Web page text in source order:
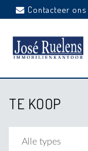
Contacteer ons
TE KOOP
Alle types